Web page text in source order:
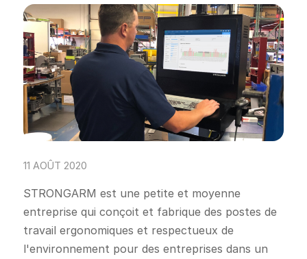
11 AOÛT 2020
STRONGARM est une petite et moyenne
entreprise qui conçoit et fabrique des postes de
travail ergonomiques et respectueux de
l'environnement pour des entreprises dans un